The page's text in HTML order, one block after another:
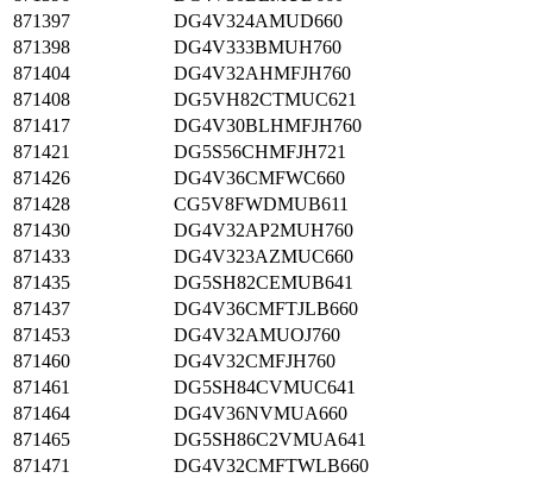
871397
DG4V324AMUD660
871398
DG4V333BMUH760
871404
DG4V32AHMFJH760
871408
DG5VH82CTMUC621
871417
DG4V30BLHMFJH760
871421
DG5S56CHMFJH721
871426
DG4V36CMFWC660
871428
CG5V8FWDMUB611
871430
DG4V32AP2MUH760
871433
DG4V323AZMUC660
871435
DG5SH82CEMUB641
871437
DG4V36CMFTJLB660
871453
DG4V32AMUOJ760
871460
DG4V32CMFJH760
871461
DG5SH84CVMUC641
871464
DG4V36NVMUA660
871465
DG5SH86C2VMUA641
871471
DG4V32CMFTWLB660